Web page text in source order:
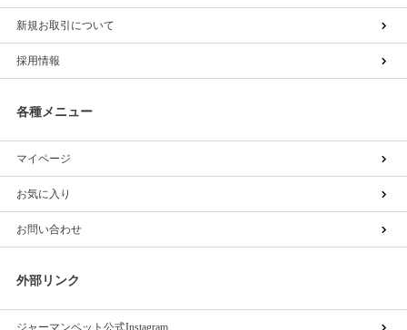
新規お取引について
採用情報
各種メニュー
マイページ
お気に入り
お問い合わせ
外部リンク
ジャーマンペット公式Instagram